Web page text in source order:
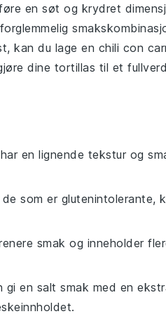
en søt og krydret
kan du lage en chili con
dine tortillas til et
en lignende tekstur og
de som er glutenintolerante,
smak og inneholder
gi en salt smak med en